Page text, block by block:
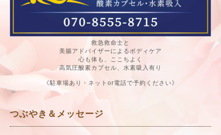
救急救命士と
美腸アドバイザーによるボディケア
心も体も、ここちよく
高気圧酸素カプセル、水素吸入有り
《駐車場あり・ネットor電話で予約ください》
つぶやき＆メッセージ